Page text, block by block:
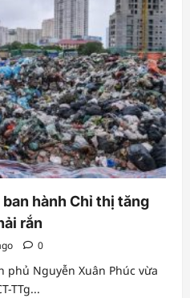
hành Chỉ thị tăng
rắn
0
phủ Nguyễn Xuân Phúc vừa
TTg...